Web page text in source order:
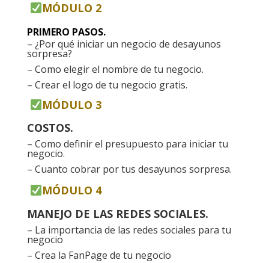
MÓDULO 2
PRIMERO PASOS.
– ¿Por qué iniciar un negocio de desayunos
sorpresa?
– Como elegir el nombre de tu negocio.
– Crear el logo de tu negocio gratis.
MÓDULO 3
COSTOS.
– Como definir el presupuesto para iniciar tu
negocio.
– Cuanto cobrar por tus desayunos sorpresa.
MÓDULO 4
MANEJO DE LAS REDES SOCIALES.
– La importancia de las redes sociales para tu
negocio
– Crea la FanPage de tu negocio